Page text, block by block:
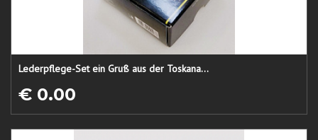
Lederpflege-Set ein Gruß aus der Toskana...
€ 0.00